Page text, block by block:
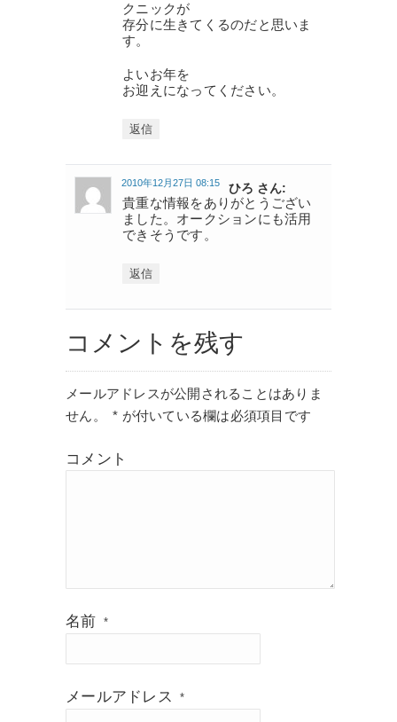
クニックが
存分に生きてくるのだと思いま
す。
よいお年を
お迎えになってください。
返信
ひろ さん:
2010年12月27日 08:15
貴重な情報をありがとうござい
ました。オークションにも活用
できそうです。
返信
コメントを残す
メールアドレスが公開されることはありま
せん。
* が付いている欄は必須項目です
コメント
名前 *
メールアドレス *